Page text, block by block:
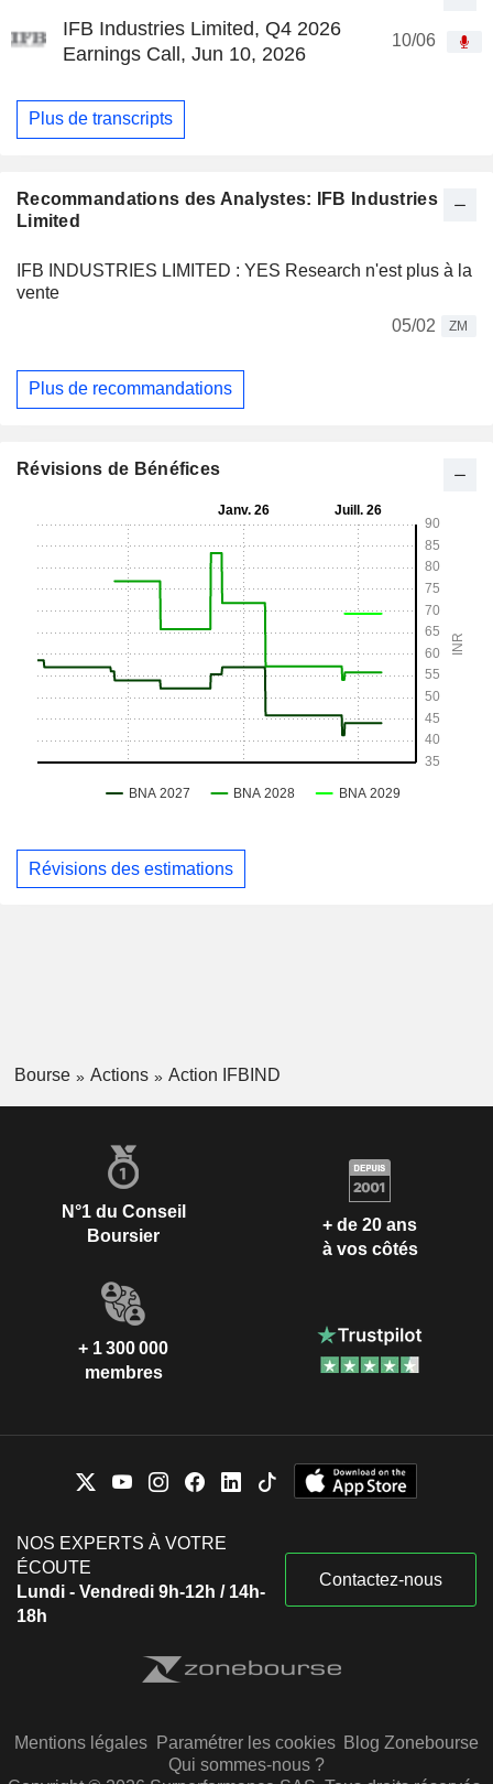
IFB Industries Limited, Q4 2026
Earnings Call, Jun 10, 2026
10/06
Plus de transcripts
Recommandations des Analystes: IFB Industries
Limited
IFB INDUSTRIES LIMITED : YES Research n'est plus à la
vente
05/02
ZM
Plus de recommandations
Révisions de Bénéfices
Révisions des estimations
Bourse Actions Action IFBIND
N°1 du Conseil
Boursier
+ de 20 ans
à vos côtés
+ 1 300 000
membres
NOS EXPERTS À VOTRE
ÉCOUTE
Lundi - Vendredi 9h-12h / 14h-
18h
Contactez-nous
Mentions légales Paramétrer les cookies Blog Zonebourse
Qui sommes-nous ?